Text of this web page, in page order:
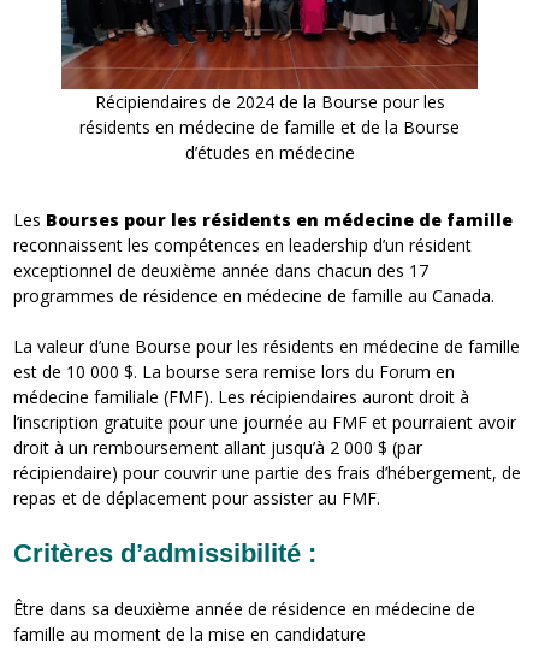
Récipiendaires de 2024 de la Bourse pour les
résidents en médecine de famille et de la Bourse
d’études en médecine
Les Bourses pour les résidents en médecine de famille
reconnaissent les compétences en leadership d’un résident
exceptionnel de deuxième année dans chacun des 17
programmes de résidence en médecine de famille au Canada.
La valeur d’une Bourse pour les résidents en médecine de famille
est de 10 000 $. La bourse sera remise lors du Forum en
médecine familiale (FMF). Les récipiendaires auront droit à
l’inscription gratuite pour une journée au FMF et pourraient avoir
droit à un remboursement allant jusqu’à 2 000 $ (par
récipiendaire) pour couvrir une partie des frais d’hébergement, de
repas et de déplacement pour assister au FMF.
Critères d’admissibilité :
Être dans sa deuxième année de résidence en médecine de
famille au moment de la mise en candidature